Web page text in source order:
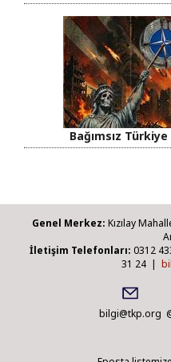
Bağımsız
Genel Merkez: Kızılay
İletişim Telefonları: 0312
31 24 |
bilgi@tkp.org